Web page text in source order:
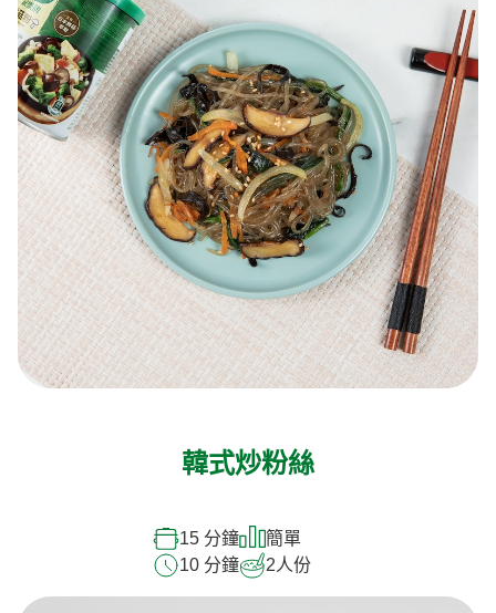
韓式炒粉絲
15 分鐘
簡單
10 分鐘
2人份